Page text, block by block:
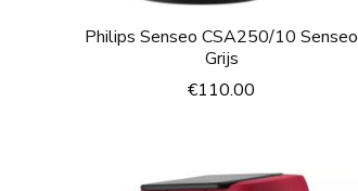
Philips Senseo CSA250/10 Senseo
Grijs
€110.00